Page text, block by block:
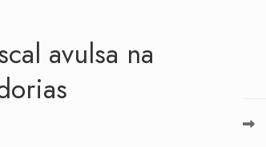
avulsa na